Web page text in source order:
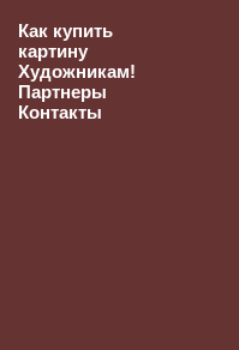
Как купить
картину
Художникам!
Партнеры
Контакты